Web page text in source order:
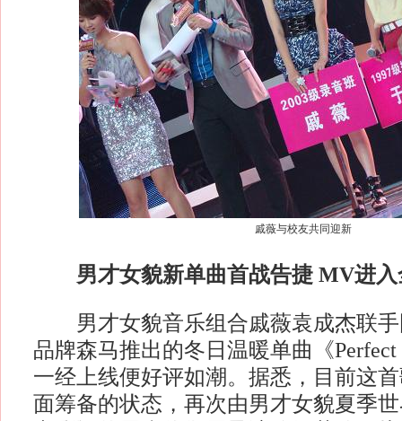
戚薇与校友共同迎新
男才女貌新单曲首战告捷 MV进
男才女貌音乐组合戚薇袁成杰联手
品牌森马推出的冬日温暖单曲《
一经上线便好评如潮。据悉，目前这
面筹备的状态，再次由男才女貌夏季